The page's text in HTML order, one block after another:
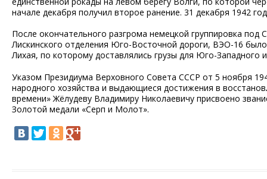
начале декабря получил второе ранение. 31 декабря 1942
После окончательного разгрома немецкой группировка
Лискинского отделения Юго-Восточной дороги, ВЭО-16
Лихая, по которому доставлялись грузы для Юго-
Указом Президиума Верховного Совета СССР от 5 ноября
народного хозяйства и выдающиеся достижения в
времени» Жёлудеву Владимиру Николаевичу присвоено
Золотой медали «Серп и Молот».